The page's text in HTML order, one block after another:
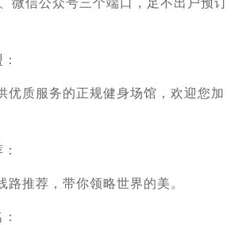
优质服务的正规健身场馆，欢迎您加
路推荐，带你领略世界的美。